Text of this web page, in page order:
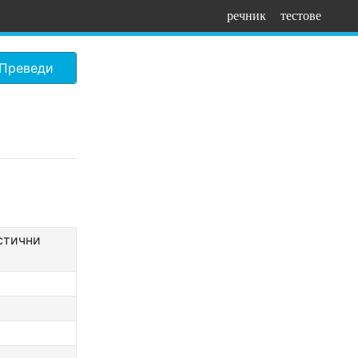
речник тестове
Преведи